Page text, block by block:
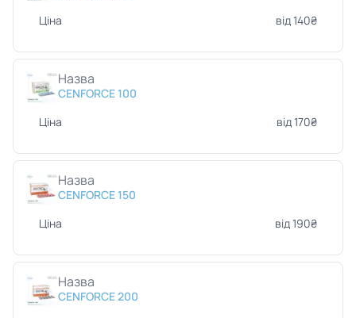
Ціна
від 140₴
Назва
CENFORCE 100
Ціна
від 170₴
Назва
CENFORCE 150
Ціна
від 190₴
Назва
CENFORCE 200